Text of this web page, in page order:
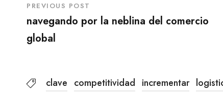
PREVIOUS POST
navegando por la neblina del comercio
global
clave competitividad incrementar